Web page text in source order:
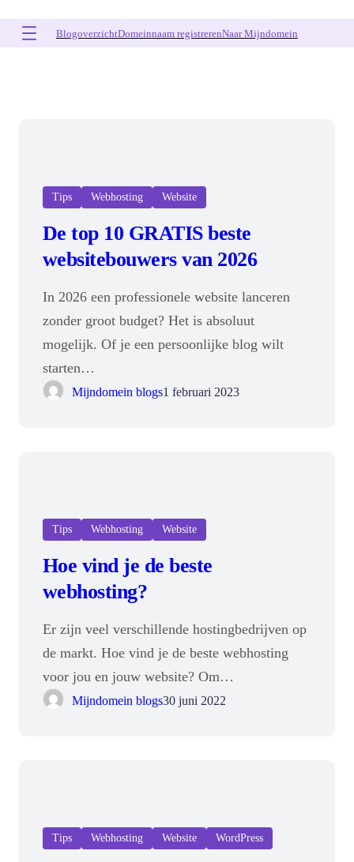
naar
BlogoverzichtDomeinnaam registrerenNaar Mijndomein
Tips Webhosting Website
De top 10 GRATIS beste
websitebouwers van 2026
In 2026 een professionele website lanceren
zonder groot budget? Het is absoluut
mogelijk. Of je een persoonlijke blog wilt
starten…
Mijndomein blogs1 februari 2023
Tips Webhosting Website
Hoe vind je de beste
webhosting?
Er zijn veel verschillende hostingbedrijven op
de markt. Hoe vind je de beste webhosting
voor jou en jouw website? Om…
Mijndomein blogs30 juni 2022
Tips Webhosting Website WordPress